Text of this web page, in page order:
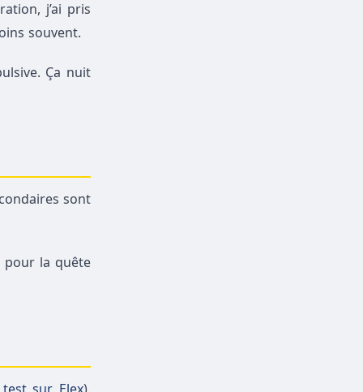
j’ai pris
souvent.
Ça nuit
sont
pour la quête